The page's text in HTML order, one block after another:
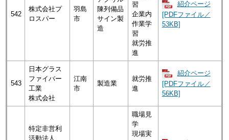
542
株式会社プ
ロスパー
羽島
市
陳列備品
サイン製
造
習
企業内
作業学
習
就労推
進
紹介ページ
[PDFファイル／
53KB]
543
日本グラス
ファイバー
工業
株式会社
江南
市
製造業
就労推
進
紹介ページ
[PDFファイル／
56KB]
特定非営利
活動法人
職場見
学
現場実